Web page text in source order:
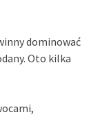
dominować
Oto kilka